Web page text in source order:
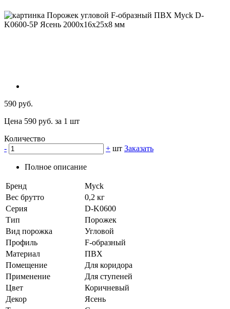
590 руб.
Цена 590 руб. за 1 шт
Количество
-
+ шт Заказать
Полное описание
Бренд
Myck
Вес брутто
0,2 кг
Серия
D-K0600
Тип
Порожек
Вид порожка
Угловой
Профиль
F-образный
Материал
ПВХ
Помещение
Для коридора
Применение
Для ступеней
Цвет
Коричневый
Декор
Ясень